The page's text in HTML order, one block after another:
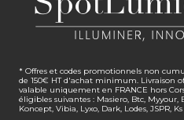
* Offres et codes promotionnels non
de 150€ HT d'achat minimum. Livraison
valable uniquement en FRANCE hors
éligibles suivantes : Masiero, Btc, Myyour,
Koncept, Vibia, Lyxo, Dark, Lodes, JSPR,